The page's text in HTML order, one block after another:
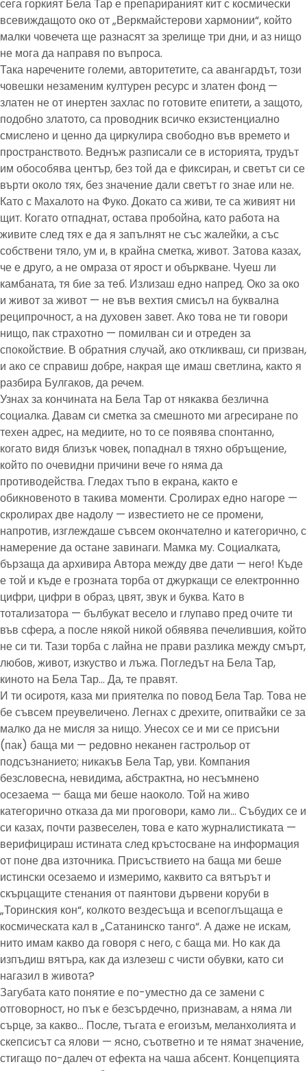
сега горкият Бела Тар е препарираният кит с космически
всевиждащото око от „Веркмайстерови хармонии“, който
малки човечета ще разнасят за зрелище три дни, и аз нищо
не мога да направя по въпроса.
Така наречените големи, авторитетите, са авангардът, този
човешки незаменим културен ресурс и златен фонд —
златен не от инертен захлас по готовите епитети, а защото,
подобно златото, са проводник всичко екзистенциално
смислено и ценно да циркулира свободно във времето и
пространството. Веднъж разписали се в историята, трудът
им обособява център, без той да е фиксиран, и светът си се
върти около тях, без значение дали светът го знае или не.
Като с Махалото на Фуко. Докато са живи, те са живият ни
щит. Когато отпаднат, остава пробойна, като работа на
живите след тях е да я запълнят не със жалейки, а със
собствени тяло, ум и, в крайна сметка, живот. Затова казах,
че е друго, а не омраза от ярост и объркване. Чуеш ли
камбаната, тя бие за теб. Излизаш едно напред. Око за око
и живот за живот — не във вехтия смисъл на буквална
реципрочност, а на духовен завет. Ако това не ти говори
нищо, пак страхотно — помилван си и отреден за
спокойствие. В обратния случай, ако откликваш, си призван,
и ако се справиш добре, накрая ще имаш светлина, както я
разбира Булгаков, да речем.
Узнах за кончината на Бела Тар от някаква безлична
социалка. Давам си сметка за смешното ми агресиране по
техен адрес, на медиите, но то се появява спонтанно,
когато видя близък човек, попаднал в тяхно обръщение,
който по очевидни причини вече го няма да
противодейства. Гледах тъпо в екрана, както е
обикновеното в такива моменти. Сролирах едно нагоре —
скролирах две надолу — известието не се промени,
напротив, изглеждаше съвсем окончателно и категорично, с
намерение да остане завинаги. Мамка му. Социалката,
бързаща да архивира Автора между две дати — него! Къде
е той и къде е грозната торба от джуркащи се електроннно
цифри, цифри в образ, цвят, звук и буква. Като в
тотализатора — бълбукат весело и глупаво пред очите ти
във сфера, а после някой никой обявява печелившия, който
не си ти. Тази торба с лайна не прави разлика между смърт,
любов, живот, изкуство и лъжа. Погледът на Бела Тар,
киното на Бела Тар… Да, те правят.
И ти осиротя, каза ми приятелка по повод Бела Тар. Това не
бе съвсем преувеличено. Легнах с дрехите, опитвайки се за
малко да не мисля за нищо. Унесох се и ми се присъни
(пак) баща ми — редовно неканен гастрольор от
подсъзнанието; никакъв Бела Тар, уви. Компания
безсловесна, невидима, абстрактна, но несъмнено
осезаема — баща ми беше наоколо. Той на живо
категорично отказа да ми проговори, камо ли… Събудих се и
си казах, почти развеселен, това е като журналистиката —
верифицираш истината след кръстосване на информация
от поне два източника. Присъствието на баща ми беше
истински осезаемо и измеримо, каквито са вятърът и
скърцащите стенания от паянтови дървени коруби в
„Торинския кон“, колкото вездесъща и всепоглъщаща е
космическата кал в „Сатанинско танго“. А даже не искам,
нито имам какво да говоря с него, с баща ми. Но как да
изпъдиш вятъра, как да излезеш с чисти обувки, като си
нагазил в живота?
Загубата като понятие е по-уместно да се замени с
отговорност, но пък е безсърдечно, признавам, а няма ли
сърце, за какво… После, тъгата е егоизъм, меланхолията и
скепсисът са ялови — ясно, съответно и те нямат значение,
стигащо по-далеч от ефекта на чаша абсент. Концепцията